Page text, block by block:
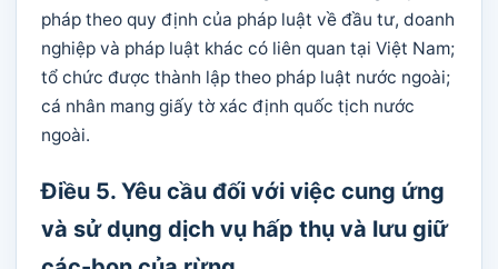
pháp theo quy định của pháp luật về đầu tư, doanh
nghiệp và pháp luật khác có liên quan tại Việt Nam;
tổ chức được thành lập theo pháp luật nước ngoài;
cá nhân mang giấy tờ xác định quốc tịch nước
ngoài.
Điều 5. Yêu cầu đối với việc cung ứng
và sử dụng dịch vụ hấp thụ và lưu giữ